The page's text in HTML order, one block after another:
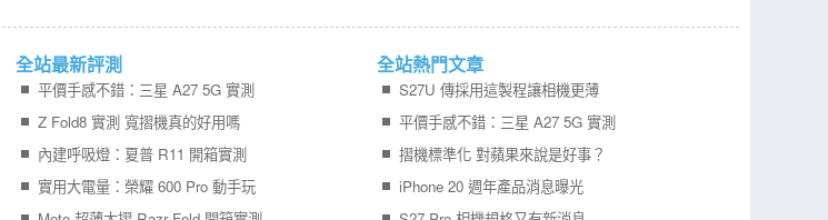
全站最新評測
平價手感不錯：三星 A27 5G 實測
Z Fold8 實測 寬摺機真的好用嗎
內建呼吸燈：夏普 R11 開箱實測
實用大電量：榮耀 600 Pro 動手玩
全站熱門文章
S27U 傳採用這製程讓相機更薄
平價手感不錯：三星 A27 5G 實測
摺機標準化 對蘋果來說是好事？
iPhone 20 週年產品消息曝光